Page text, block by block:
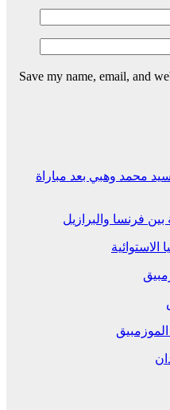
Save my name, email, and
محمد وهبي بعد مباراة
بين فرنسا والبرازيل